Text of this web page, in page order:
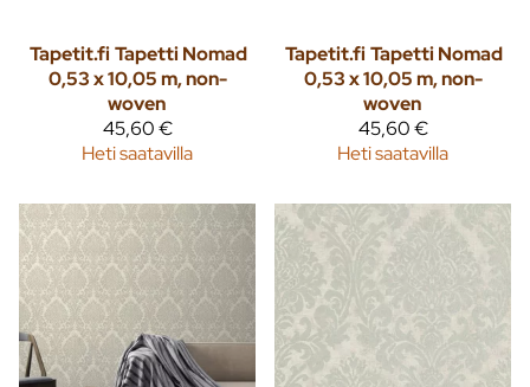
Tapetit.fiTapetti Nomad
0,53 x 10,05 m, non-
woven
45,60 €
Heti saatavilla
Tapetit.fiTapetti Nomad
0,53 x 10,05 m, non-
woven
45,60 €
Heti saatavilla